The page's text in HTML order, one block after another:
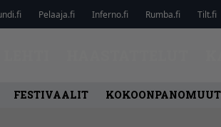
Pelaaja.fi Inferno.fi Rumba.fi Tilt.fi
FESTIVAALIT